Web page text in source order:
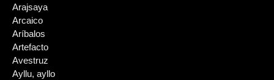
Arajsaya
Arcaico
Aríbalos
Artefacto
Avestruz
Ayllu, ayllo